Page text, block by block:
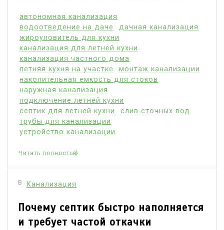
автономная канализация
водоотведение на даче
дачная канализация
жироуловитель для кухни
канализация для летней кухни
канализация частного дома
летняя кухня на участке
монтаж канализации
накопительная емкость для стоков
наружная канализация
подключение летней кухни
септик для летней кухни
слив сточных вод
трубы для канализации
устройство канализации
Читать полностью
В Канализация
Почему септик быстро наполняется
и требует частой откачки